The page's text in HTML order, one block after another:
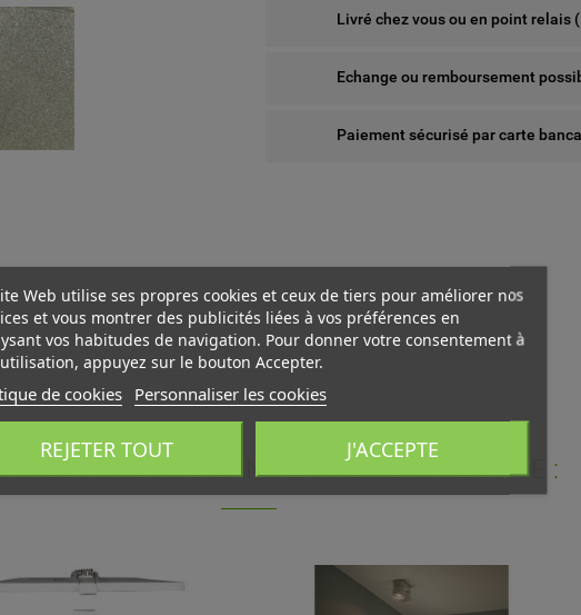
Livré chez vous ou en point relais
Echange ou remboursement
Paiement sécurisé par carte
PRODUITS DANS LA MÊME CATÉGORIE :
WISHLISTS
add_circle_outlineCreate new list
UNE LISTE D'ENVIES
DE LA LISTE D'ENVIES
Connexion
Web utilise ses propres cookies et ceux de tiers pour améliorer nos
et vous montrer des publicités liées à vos préférences en
vos habitudes de navigation. Pour donner votre consentement à
appuyez sur le bouton Accepter.
de cookies Personnaliser les cookies
REJETER TOUT J'ACCEPTE